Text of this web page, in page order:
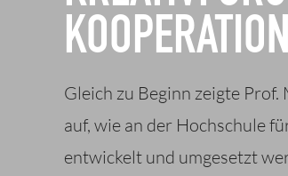
Gleich zu Beginn zeigte
auf, wie an der Hochschule
entwickelt und umgesetzt